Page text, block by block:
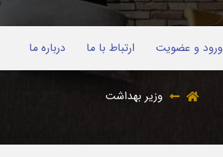
ورود و عضویت ارتباط با ما درباره ما
وزیر بهداشت